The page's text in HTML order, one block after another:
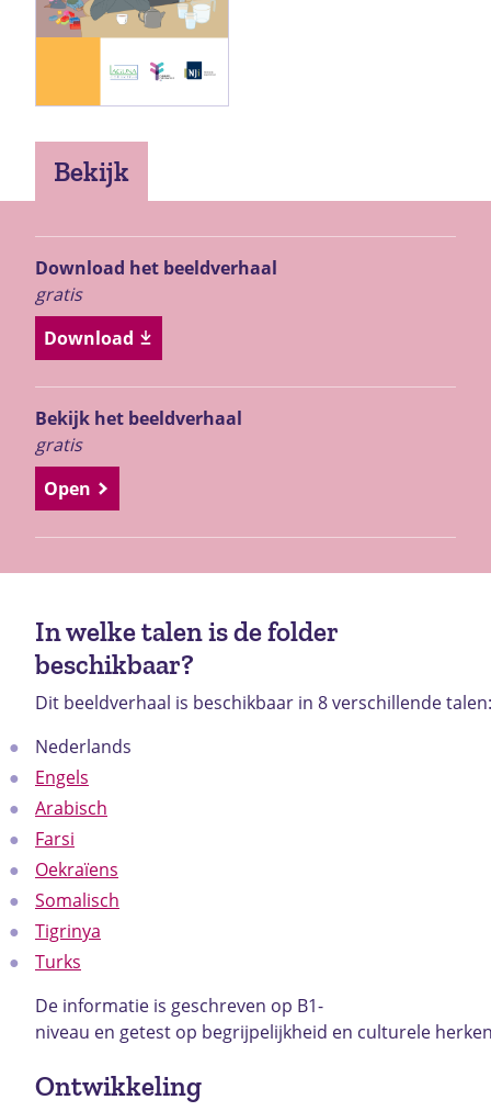
Bekijk
Download het beeldverhaal
gratis
Download
Bekijk het beeldverhaal
gratis
Open
In welke talen is de folder
beschikbaar?
Dit beeldverhaal is beschikbaar in 8 verschillende talen:
Nederlands
Engels
Arabisch
Farsi
Oekraïens
Somalisch
Tigrinya
Turks
De informatie is geschreven op B1-
niveau en getest op begrijpelijkheid en culturele
Ontwikkeling